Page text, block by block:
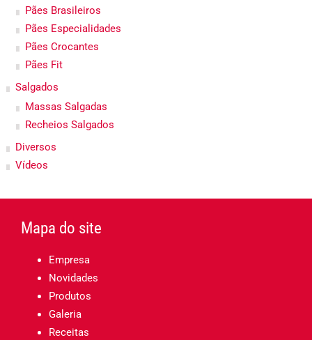
Pães Brasileiros
Pães Especialidades
Pães Crocantes
Pães Fit
Salgados
Massas Salgadas
Recheios Salgados
Diversos
Vídeos
Mapa do site
Empresa
Novidades
Produtos
Galeria
Receitas